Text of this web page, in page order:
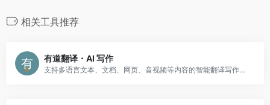
相关工具推荐
有道翻译・AI 写作
支持多语言文本、文档、网页、音视频等内容的智能翻译写作平台，适用于学习、办公、科研与跨境交流。